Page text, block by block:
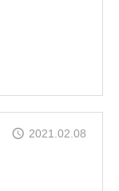
2021.02.08